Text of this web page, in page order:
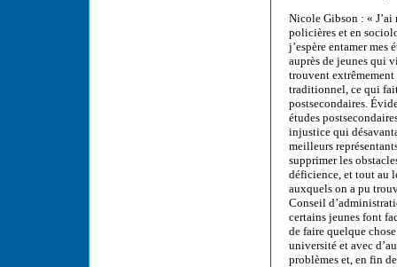
Nicole Gibson : «
policières et en
j’espère entamer mes
auprès de jeunes qui
trouvent
traditionnel, ce qui fait
postsecondaires.
études
injustice qui
meilleurs
supprimer les
déficience, et tout au
auxquels on a pu
Conseil
certains jeunes font
de faire quelque
université et avec
problèmes et, en fin